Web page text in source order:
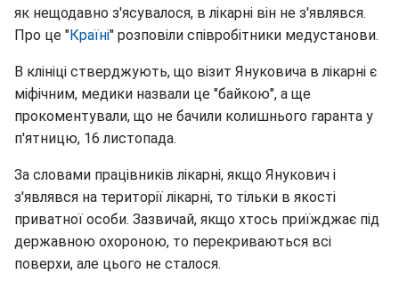
як нещодавно з'ясувалося, в лікарні він не з'являвся.
Про це "Країні" розповіли співробітники медустанови.
В клініці стверджують, що візит Януковича в лікарні є
міфічним, медики назвали це "байкою", а ще
прокоментували, що не бачили колишнього гаранта у
п'ятницю, 16 листопада.
За словами працівників лікарні, якщо Янукович і
з'являвся на території лікарні, то тільки в якості
приватної особи. Зазвичай, якщо хтось приїжджає під
державною охороною, то перекриваються всі
поверхи, але цього не сталося.